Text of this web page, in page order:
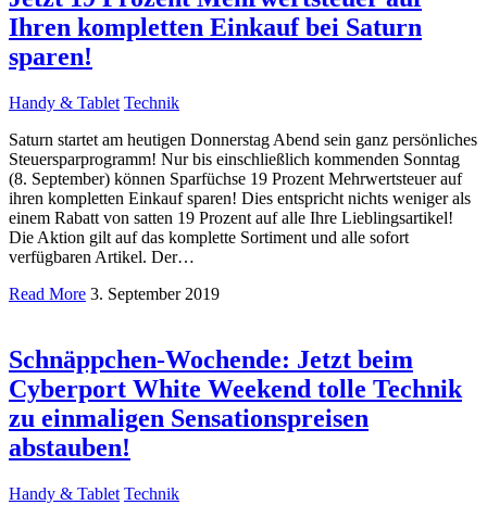
Ihren kompletten Einkauf bei Saturn
sparen!
Handy & Tablet Technik
Saturn startet am heutigen Donnerstag Abend sein ganz persönliches
Steuersparprogramm! Nur bis einschließlich kommenden Sonntag
(8. September) können Sparfüchse 19 Prozent Mehrwertsteuer auf
ihren kompletten Einkauf sparen! Dies entspricht nichts weniger als
einem Rabatt von satten 19 Prozent auf alle Ihre Lieblingsartikel!
Die Aktion gilt auf das komplette Sortiment und alle sofort
verfügbaren Artikel. Der…
Read More 3. September 2019
Schnäppchen-Wochende: Jetzt beim
Cyberport White Weekend tolle Technik
zu einmaligen Sensationspreisen
abstauben!
Handy & Tablet Technik